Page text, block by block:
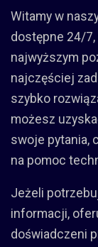
Witamy w
dostępne 24/7,
najwyższym
najczęściej
szybko
możesz
swoje pytania,
na pomoc
Jeżeli
informacji,
doświadczeni